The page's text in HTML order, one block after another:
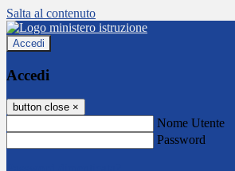
Salta al contenuto
Accedi
Accedi
button close ×
Nome Utente
Password